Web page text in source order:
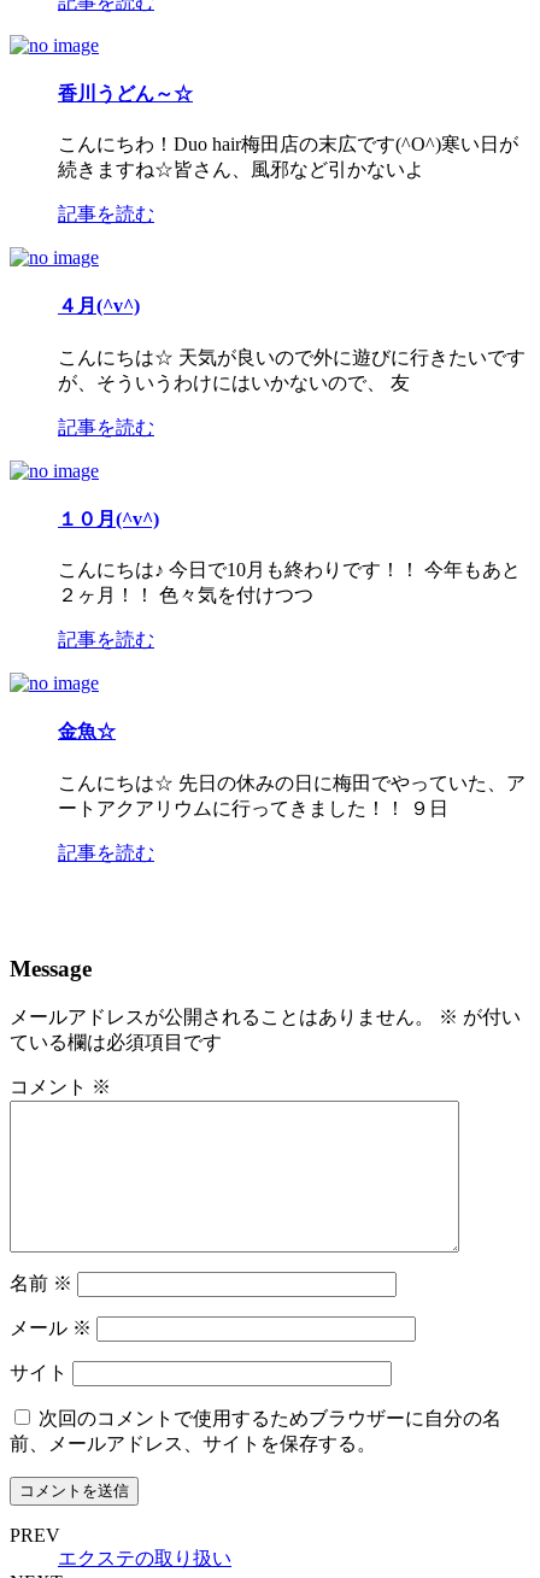
香川うどん～☆
こんにちわ！Duo hair梅田店の末広です(^O^)寒い日が
続きますね☆皆さん、風邪など引かないよ
記事を読む
４月(^v^)
こんにちは☆ 天気が良いので外に遊びに行きたいです
が、そういうわけにはいかないので、 友
記事を読む
１０月(^v^)
こんにちは♪ 今日で10月も終わりです！！ 今年もあと
２ヶ月！！ 色々気を付けつつ
記事を読む
金魚☆
こんにちは☆ 先日の休みの日に梅田でやっていた、ア
ートアクアリウムに行ってきました！！ ９日
記事を読む
Message
メールアドレスが公開されることはありません。 ※ が付い
ている欄は必須項目です
コメント ※
名前 ※
メール ※
サイト
次回のコメントで使用するためブラウザーに自分の名
前、メールアドレス、サイトを保存する。
PREV
エクステの取り扱い